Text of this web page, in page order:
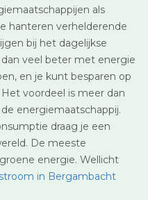
als
hanteren verhelderende
bij het dagelijkse
veel beter met energie
en je kunt besparen op
voordeel is meer dan
energiemaatschappij.
draag je een
De meeste
energie. Wellicht
in Bergambacht